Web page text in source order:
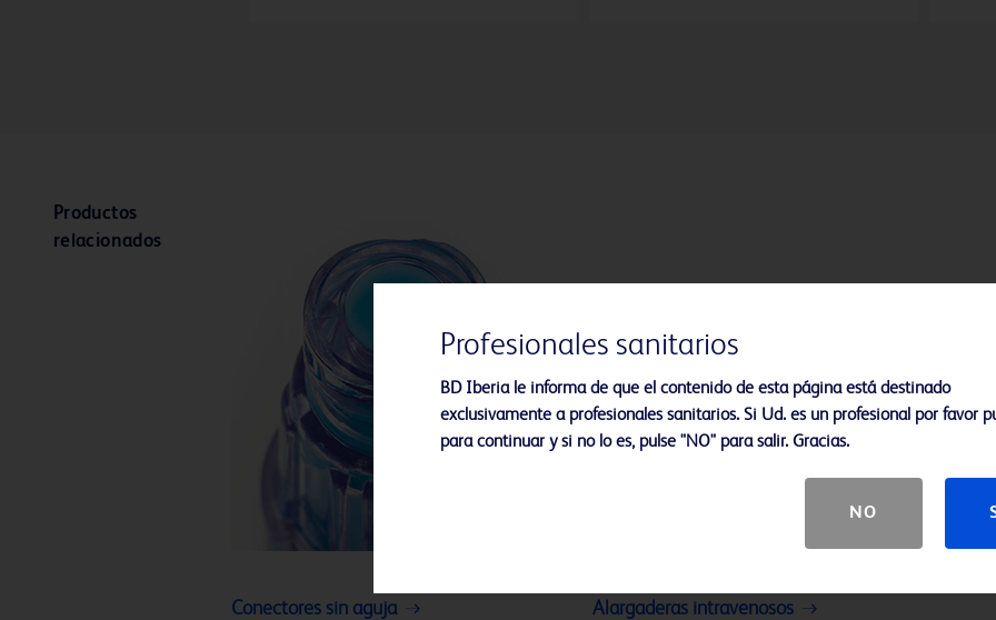
Productos
relacionados
Conectores sin aguja Alargaderas intravenosos
Profesionales sanitarios
BD Iberia le informa de que el contenido de esta página está destinado
exclusivamente a profesionales sanitarios. Si Ud. es un profesional por favor
para continuar y si no lo es, pulse "NO" para salir. Gracias.
NO